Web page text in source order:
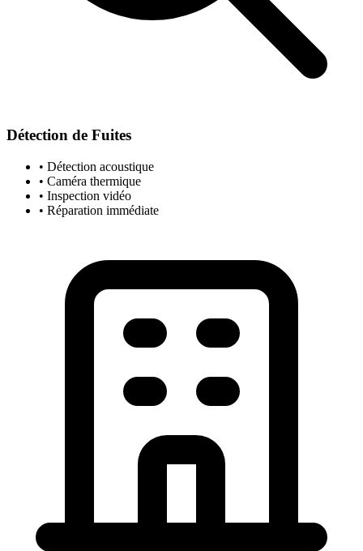
Détection de Fuites
• Détection acoustique
• Caméra thermique
• Inspection vidéo
• Réparation immédiate